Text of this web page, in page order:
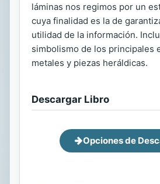
láminas nos regimos por un
cuya finalidad es la de
utilidad de la información.
simbolismo de los principales
metales y piezas heráldicas.
Descargar Libro
Opciones de